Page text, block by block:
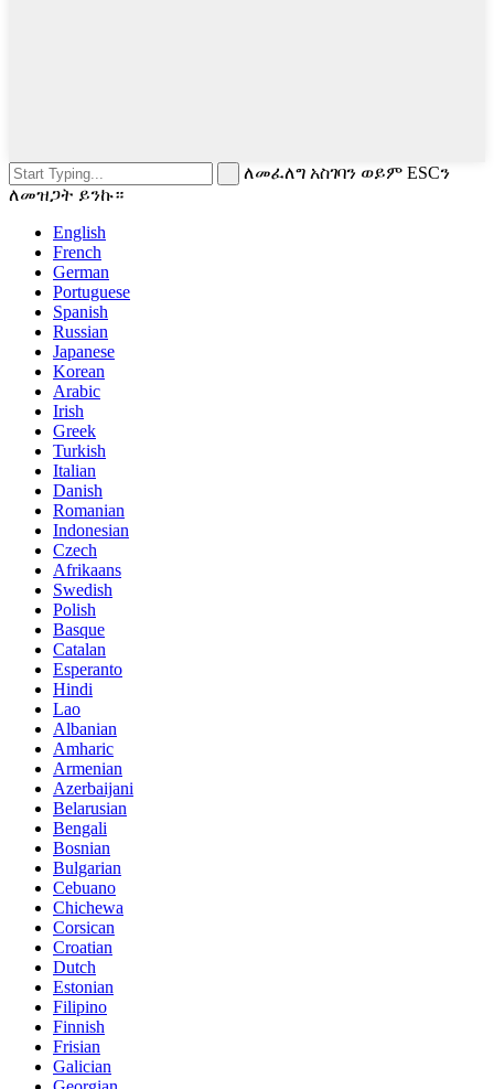
ለመፈለግ አስገባን ወይም ESCን
ለመዝጋት ይንኩ።
English
French
German
Portuguese
Spanish
Russian
Japanese
Korean
Arabic
Irish
Greek
Turkish
Italian
Danish
Romanian
Indonesian
Czech
Afrikaans
Swedish
Polish
Basque
Catalan
Esperanto
Hindi
Lao
Albanian
Amharic
Armenian
Azerbaijani
Belarusian
Bengali
Bosnian
Bulgarian
Cebuano
Chichewa
Corsican
Croatian
Dutch
Estonian
Filipino
Finnish
Frisian
Galician